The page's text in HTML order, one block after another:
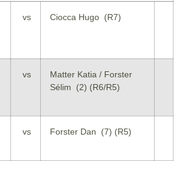
vs Ciocca Hugo (R7)
vs
Matter Katia / Forster
Sélim (2) (R6/R5)
vs Forster Dan (7) (R5)